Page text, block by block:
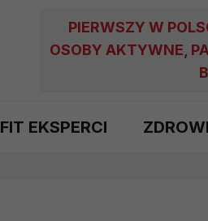
PIERWSZY W
OSOBY AKTYWNE,
FIT EKSPERCI